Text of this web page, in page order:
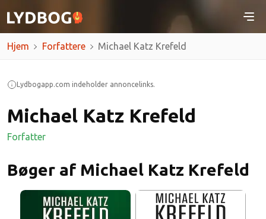
Hjem Forfattere Michael Katz Krefeld
Lydbogapp.com indeholder annoncelinks.
Michael Katz Krefeld
Forfatter
Bøger af Michael Katz Krefeld